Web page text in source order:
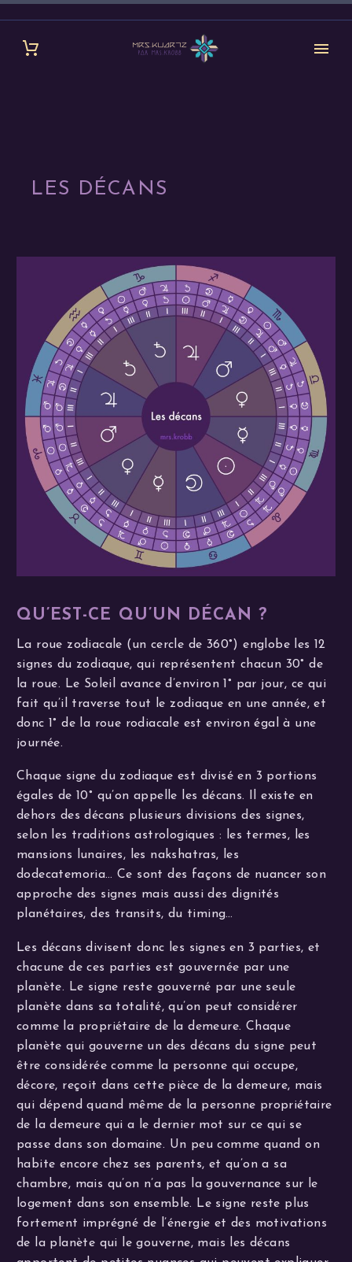
LES DÉCANS
QU’EST-CE QU’UN DÉCAN ?
La roue zodiacale (un cercle de 360°) englobe les 12
signes du zodiaque, qui représentent chacun 30° de
la roue. Le Soleil avance d’environ 1° par jour, ce qui
fait qu’il traverse tout le zodiaque en une année, et
donc 1° de la roue rodiacale est environ égal à une
journée.
Chaque signe du zodiaque est divisé en 3 portions
égales de 10° qu’on appelle les décans. Il existe en
dehors des décans plusieurs divisions des signes,
selon les traditions astrologiques : les termes, les
mansions lunaires, les nakshatras, les
dodecatemoria… Ce sont des façons de nuancer son
approche des signes mais aussi des dignités
planétaires, des transits, du timing…
Les décans divisent donc les signes en 3 parties, et
chacune de ces parties est gouvernée par une
planète. Le signe reste gouverné par une seule
planète dans sa totalité, qu’on peut considérer
comme la propriétaire de la demeure. Chaque
planète qui gouverne un des décans du signe peut
être considérée comme la personne qui occupe,
décore, reçoit dans cette pièce de la demeure, mais
qui dépend quand même de la personne propriétaire
de la demeure qui a le dernier mot sur ce qui se
passe dans son domaine. Un peu comme quand on
habite encore chez ses parents, et qu’on a sa
chambre, mais qu’on n’a pas la gouvernance sur le
logement dans son ensemble. Le signe reste plus
fortement imprégné de l’énergie et des motivations
de la planète qui le gouverne, mais les décans